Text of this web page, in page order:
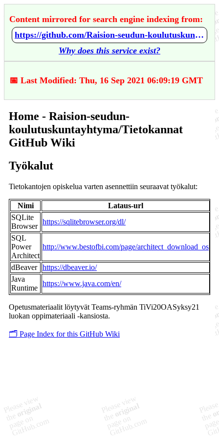
Content mirrored for search engine indexing from:
https://github.com/Raision-seudun-koulutuskuntayhtyma/Tietokannat/wiki/Home
Why does this service exist?
📅 Last Modified: Thu, 16 Sep 2021 06:09:19 GMT
Home - Raision-seudun-
koulutuskuntayhtyma/Tietokannat
GitHub Wiki
Työkalut
Tietokantojen opiskelua varten asennettiin seuraavat työkalut:
Nimi
Lataus-url
SQLite
Browser
https://sqlitebrowser.org/dl/
SQL
Power
Architect
http://www.bestofbi.com/page/architect_download_os
dBeaver
https://dbeaver.io/
Java
Runtime
https://www.java.com/en/
Opetusmateriaalit löytyvät Teams-ryhmän TiVi20OASyksy21
luokan oppimateriaali -kansiosta.
🗂️ Page Index for this GitHub Wiki